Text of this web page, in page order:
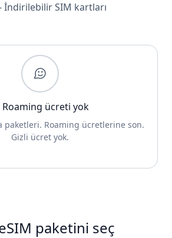
İndirilebilir SIM kartları
ücreti yok
paketleri. Roaming ücretlerine son.
Gizli ücret yok.
paketini seç